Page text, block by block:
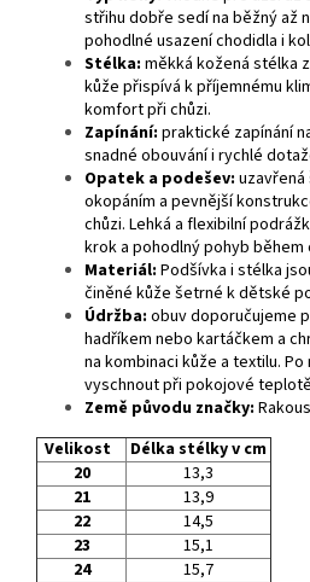
střihu dobře sedí na běžný až
pohodlné usazení chodidla i
Stélka: měkká kožená stélka
kůže přispívá k příjemnému
komfort při chůzi.
Zapínání: praktické zapínání
snadné obouvání i rychlé
Opatek a podešev:
okopáním a pevnější
chůzi. Lehká a flexibilní
krok a pohodlný pohyb během
Materiál: Podšívka i stélka
činěné kůže šetrné k dětské
Údržba: obuv doporučujeme
hadříkem nebo kartáčkem a
na kombinaci kůže a textilu.
vyschnout při pokojové
Země původu značky:
Velikost
Délka stélky v cm
20
13,3
21
13,9
22
14,5
23
15,1
24
15,7